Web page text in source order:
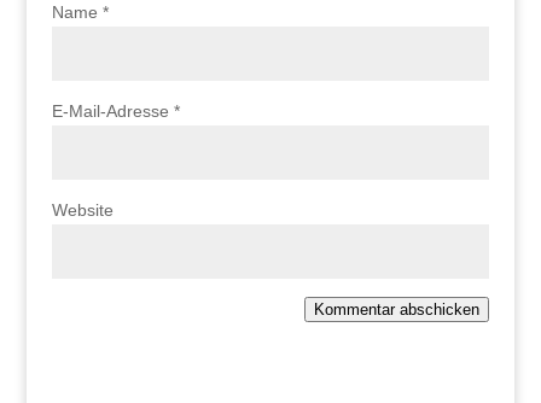
Name *
E-Mail-Adresse *
Website
Kommentar abschicken